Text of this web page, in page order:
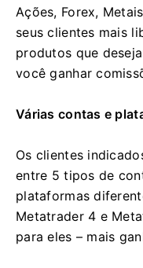
Ações, Forex,
seus clientes mais
produtos que
você ganhar
Várias contas e
Os clientes
entre 5 tipos de
plataformas
Metatrader 4 e
para eles – mais